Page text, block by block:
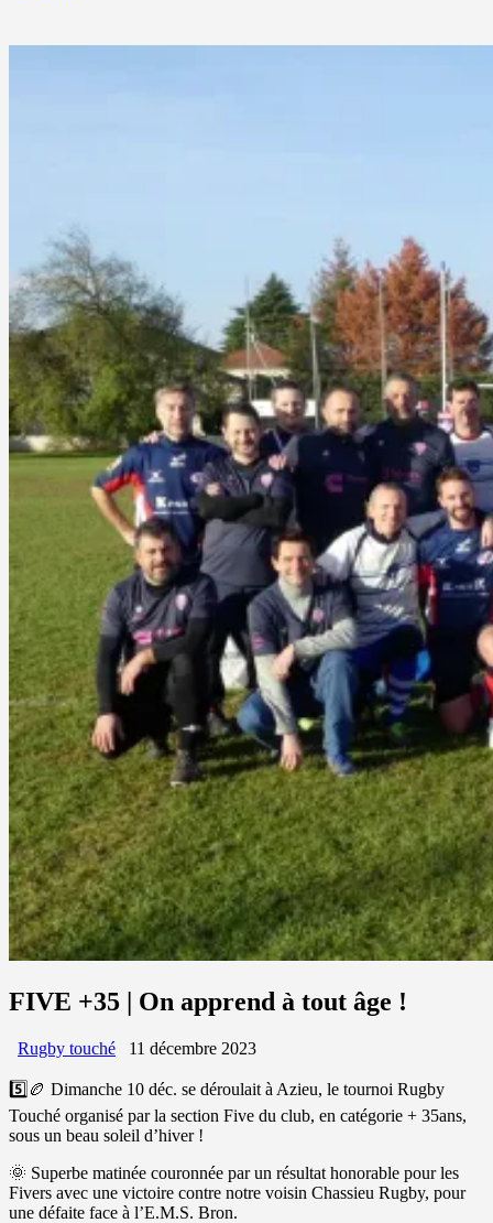
FIVE +35 | On apprend à tout âge !
Rugby touché 11 décembre 2023
5️⃣🏉 Dimanche 10 déc. se déroulait à Azieu, le tournoi Rugby
Touché organisé par la section Five du club, en catégorie + 35ans,
sous un beau soleil d’hiver !
🌞 Superbe matinée couronnée par un résultat honorable pour les
Fivers avec une victoire contre notre voisin Chassieu Rugby, pour
une défaite face à l’E.M.S. Bron.